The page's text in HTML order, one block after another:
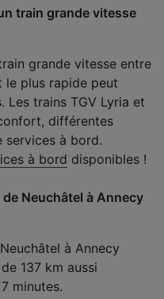
train grande vitesse
grande vitesse entre
le plus rapide peut
Les trains TGV Lyria et
différentes
services à bord.
à bord disponibles !
Neuchâtel à Annecy
à Annecy
137 km aussi
minutes.